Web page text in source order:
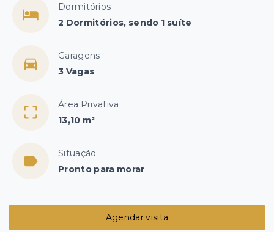
Dormitórios
2 Dormitórios, sendo 1 suíte
Garagens
3 Vagas
Área Privativa
13,10 m²
Situação
Pronto para morar
Agendar visita